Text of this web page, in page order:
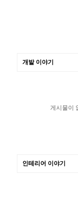
개발 이야기
게시물이
인테리어 이야기